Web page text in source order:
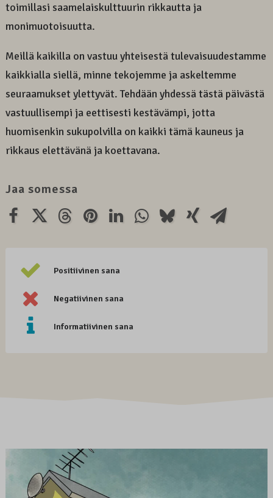
toimillasi saamelaiskulttuurin rikkautta ja
monimuotoisuutta.
Meillä kaikilla on vastuu yhteisestä tulevaisuudestamme
kaikkialla siellä, minne tekojemme ja askeltemme
seuraamukset ylettyvät. Tehdään yhdessä tästä päivästä
vastuullisempi ja eettisesti kestävämpi, jotta
huomisenkin sukupolvilla on kaikki tämä kauneus ja
rikkaus elettävänä ja koettavana.
Jaa somessa
Positiivinen sana
Negatiivinen sana
Informatiivinen sana